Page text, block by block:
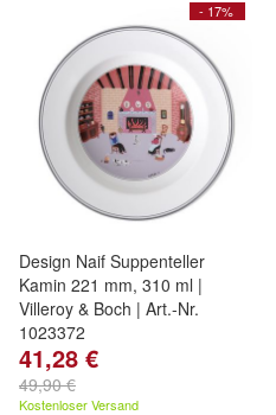
- 17%
Design Naif Suppenteller
Kamin 221 mm, 310 ml |
Villeroy & Boch | Art.-Nr.
1023372
41,28 €
49,90 €
Kostenloser Versand